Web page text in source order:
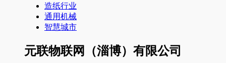
造纸行业
通用机械
智慧城市
元联物联网（淄博）有限公司